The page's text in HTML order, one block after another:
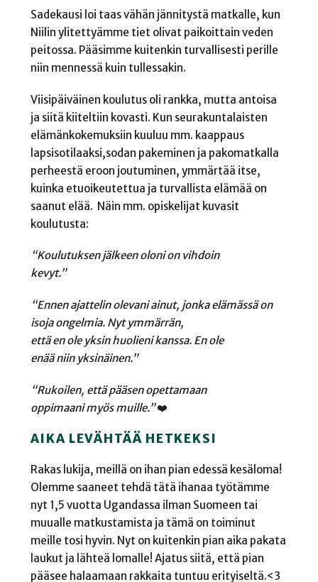
Sadekausi loi taas vähän jännitystä matkalle, kun
Niilin ylitettyämme tiet olivat paikoittain veden
peitossa. Pääsimme kuitenkin turvallisesti perille
niin mennessä kuin tullessakin.
Viisipäiväinen koulutus oli rankka, mutta antoisa
ja siitä kiiteltiin kovasti. Kun seurakuntalaisten
elämänkokemuksiin kuuluu mm. kaappaus
lapsisotilaaksi,sodan pakeminen ja pakomatkalla
perheestä eroon joutuminen, ymmärtää itse,
kuinka etuoikeutettua ja turvallista elämää on
saanut elää. Näin mm. opiskelijat kuvasit
koulutusta:
“Koulutuksen jälkeen oloni on vihdoin
kevyt.”
“Ennen ajattelin olevani ainut, jonka elämässä on
isoja ongelmia. Nyt ymmärrän,
että en ole yksin huolieni kanssa. En ole
enää niin yksinäinen.”
“Rukoilen, että pääsen opettamaan
oppimaani myös muille.”❤️
AIKA LEVÄHTÄÄ HETKEKSI
Rakas lukija, meillä on ihan pian edessä kesäloma!
Olemme saaneet tehdä tätä ihanaa työtämme
nyt 1,5 vuotta Ugandassa ilman Suomeen tai
muualle matkustamista ja tämä on toiminut
meille tosi hyvin. Nyt on kuitenkin pian aika pakata
laukut ja lähteä lomalle! Ajatus siitä, että pian
pääsee halaamaan rakkaita tuntuu erityiseltä.<3